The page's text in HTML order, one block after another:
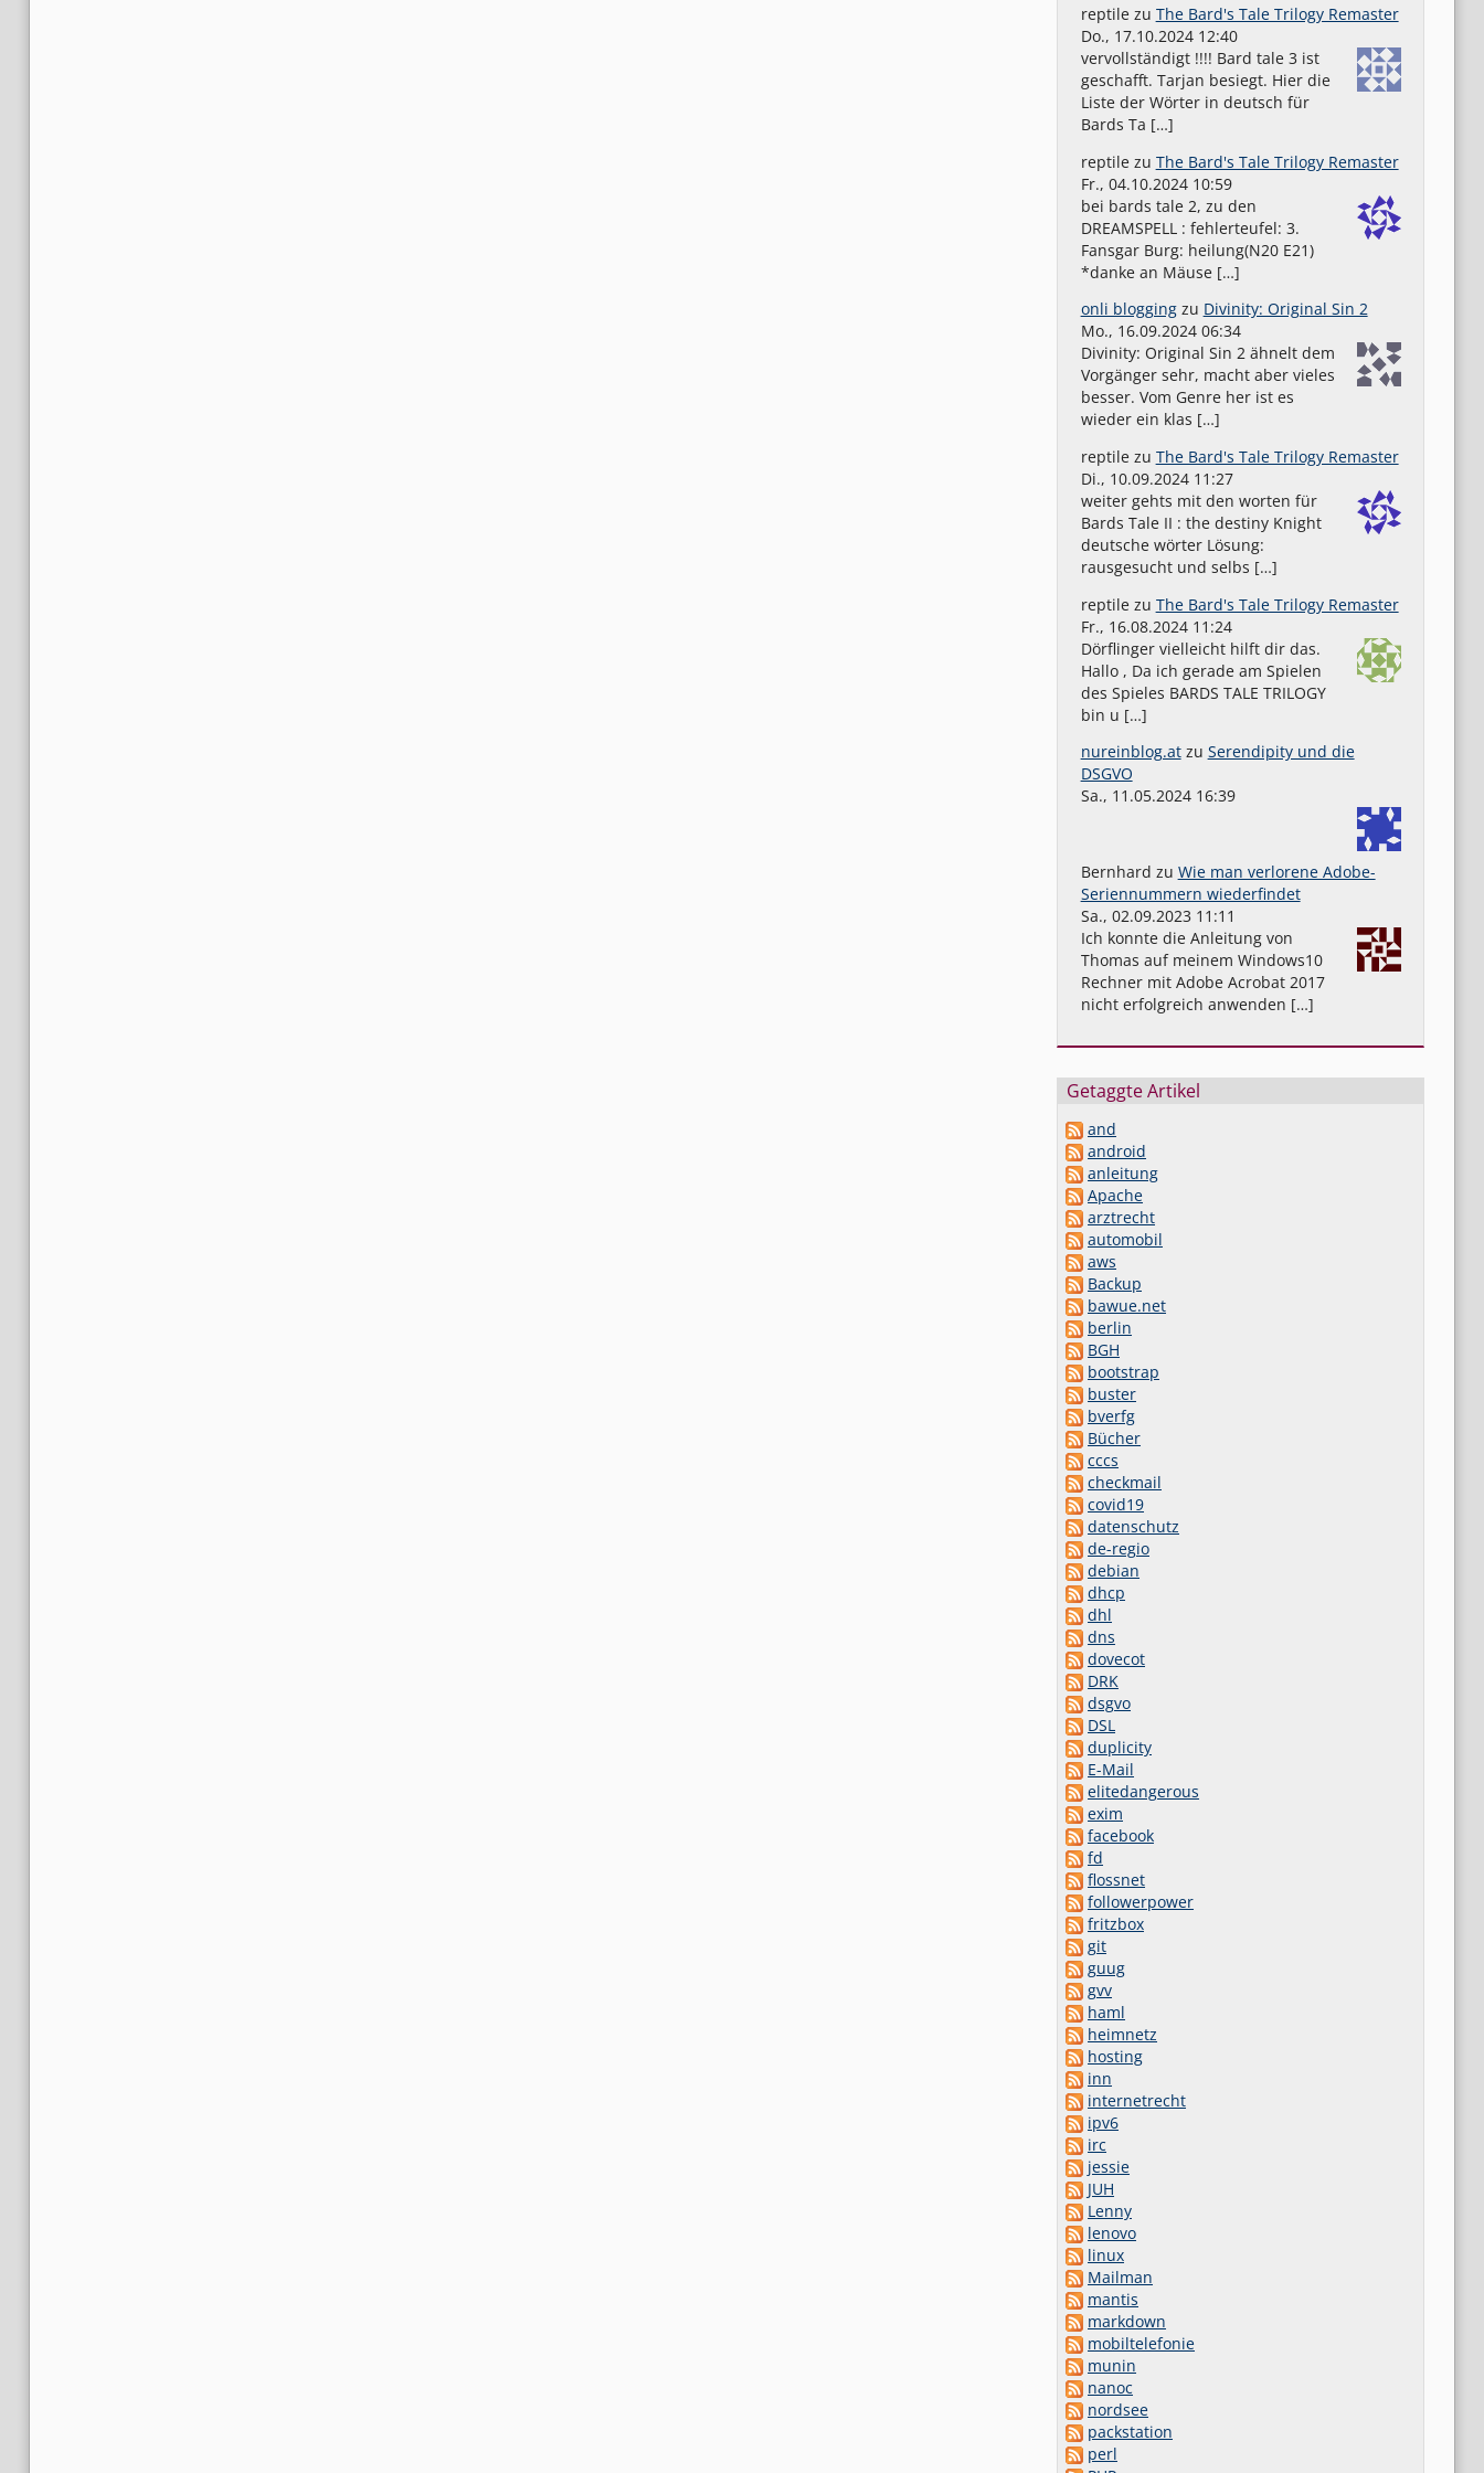
reptilezu The Bard's Tale Trilogy Remaster
Do., 17.10.2024 12:40
vervollständigt !!!! Bard tale 3 ist
geschafft. Tarjan besiegt. Hier die
Liste der Wörter in deutsch für
Bards Ta […]
reptilezu The Bard's Tale Trilogy Remaster
Fr., 04.10.2024 10:59
bei bards tale 2, zu den
DREAMSPELL : fehlerteufel: 3.
Fansgar Burg: heilung(N20 E21)
*danke an Mäuse […]
onli bloggingzu Divinity: Original Sin 2
Mo., 16.09.2024 06:34
Divinity: Original Sin 2 ähnelt dem
Vorgänger sehr, macht aber vieles
besser. Vom Genre her ist es
wieder ein klas […]
reptilezu The Bard's Tale Trilogy Remaster
Di., 10.09.2024 11:27
weiter gehts mit den worten für
Bards Tale II : the destiny Knight
deutsche wörter Lösung:
rausgesucht und selbs […]
reptilezu The Bard's Tale Trilogy Remaster
Fr., 16.08.2024 11:24
Dörflinger vielleicht hilft dir das.
Hallo , Da ich gerade am Spielen
des Spieles BARDS TALE TRILOGY
bin u […]
nureinblog.atzu Serendipity und die
DSGVO
Sa., 11.05.2024 16:39
Bernhard zu Wie man verlorene Adobe-
Seriennummern wiederfindet
Sa., 02.09.2023 11:11
Ich konnte die Anleitung von
Thomas auf meinem Windows10
Rechner mit Adobe Acrobat 2017
nicht erfolgreich anwenden […]
Getaggte Artikel
and
android
anleitung
Apache
arztrecht
automobil
aws
Backup
bawue.net
berlin
BGH
bootstrap
buster
bverfg
Bücher
cccs
checkmail
covid19
datenschutz
de-regio
debian
dhcp
dhl
dns
dovecot
DRK
dsgvo
DSL
duplicity
E-Mail
elitedangerous
exim
facebook
fd
flossnet
followerpower
fritzbox
git
guug
gvv
haml
heimnetz
hosting
inn
internetrecht
ipv6
irc
jessie
JUH
Lenny
lenovo
linux
Mailman
mantis
markdown
mobiltelefonie
munin
nanoc
nordsee
packstation
perl